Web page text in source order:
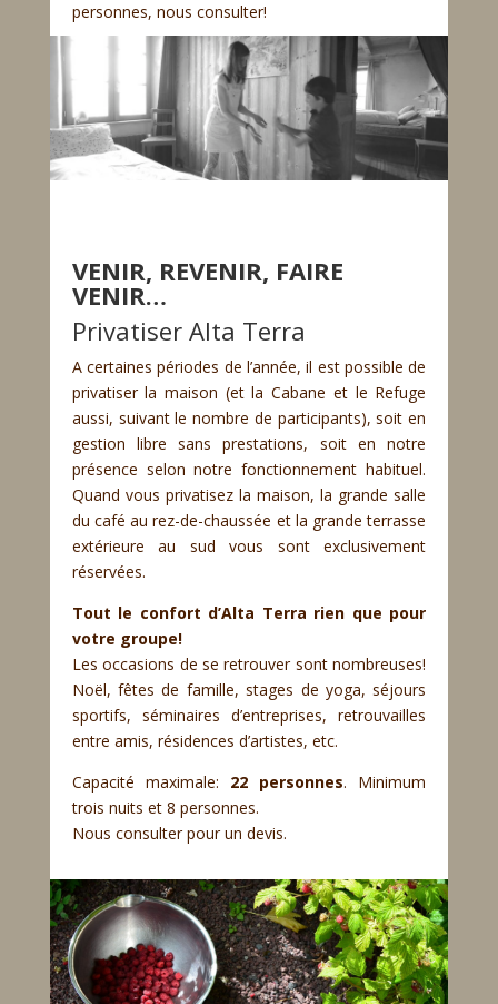
personnes, nous consulter!
VENIR, REVENIR, FAIRE
VENIR…
Privatiser Alta Terra
A certaines périodes de l’année, il est possible de
privatiser la maison (et la Cabane et le Refuge
aussi, suivant le nombre de participants), soit en
gestion libre sans prestations, soit en notre
présence selon notre fonctionnement habituel.
Quand vous privatisez la maison, la grande salle
du café au rez-de-chaussée et la grande terrasse
extérieure au sud vous sont exclusivement
réservées.
Tout le confort d’Alta Terra rien que pour
votre groupe!
Les occasions de se retrouver sont nombreuses!
Noël, fêtes de famille, stages de yoga, séjours
sportifs, séminaires d’entreprises, retrouvailles
entre amis, résidences d’artistes, etc.
Capacité maximale: 22 personnes. Minimum
trois nuits et 8 personnes.
Nous consulter pour un devis.